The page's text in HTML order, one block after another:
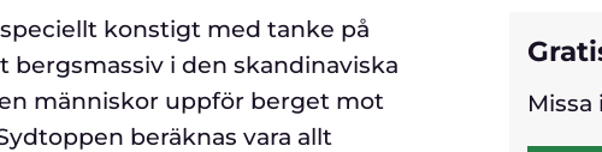
konstigt med tanke på
i den skandinaviska
människor uppför berget mot
beräknas vara allt